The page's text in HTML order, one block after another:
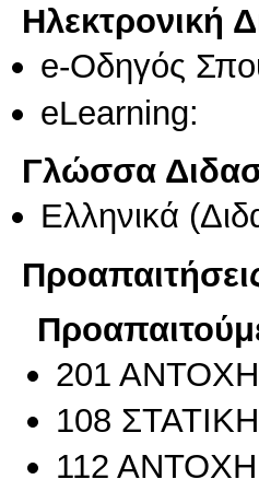
Ηλεκτρονική
e-Οδηγός
eLearning:
Γλώσσα
Ελληνικά
201
108 ΣΤΑΤΙΚΗ
112